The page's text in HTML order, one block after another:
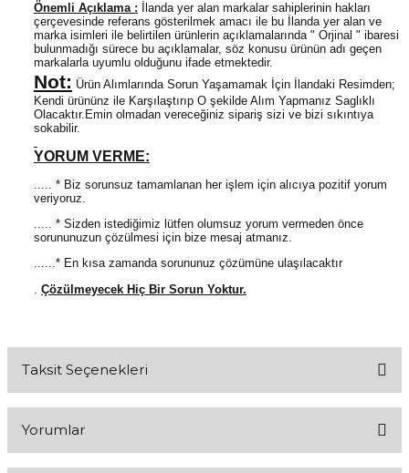
Önemli Açıklama : İlanda yer alan markalar sahiplerinin hakları
çerçevesinde referans gösterilmek amacı ile bu İlanda yer alan ve
marka isimleri ile belirtilen ürünlerin açıklamalarında " Orjinal " ibaresi
bulunmadığı sürece bu açıklamalar, söz konusu ürünün adı geçen
markalarla uyumlu olduğunu ifade etmektedir.
Not: Ürün Alımlarında Sorun Yaşamamak İçin İlandaki Resimden;
Kendi ürününz ile Karşılaştırıp O şekilde Alım Yapmanız Saglıklı
Olacaktır.Emin olmadan vereceğiniz sipariş sizi ve bizi sıkıntıya
sokabilir.
YORUM VERME:
..... * Biz sorunsuz tamamlanan her işlem için alıcıya pozitif yorum
veriyoruz.
..... * Sizden istediğimiz lütfen olumsuz yorum vermeden önce
sorununuzun çözülmesi için bize mesaj atmanız.
......* En kısa zamanda sorununuz çözümüne ulaşılacaktır
Çözülmeyecek Hiç Bir Sorun Yoktur.
Taksit Seçenekleri
Yorumlar